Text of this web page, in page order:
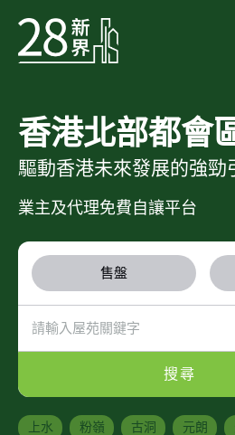
香港北部都會
驅動香港未來發展的強勁
業主及代理免費自讓平台
售盤
搜尋
上水 粉嶺 古洞 元朗